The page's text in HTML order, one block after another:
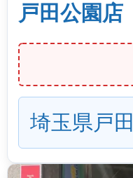
戸田公園店
埼玉県戸